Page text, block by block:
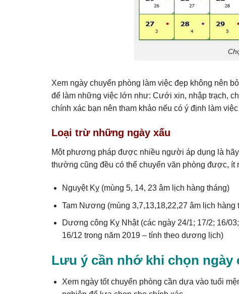
Xem ngày chuyển phòng làm việc đẹp không nên
để làm những việc lớn như: Cưới xin, nhập trạch,
chính xác bạn nên tham khảo nếu có ý định làm
Loại trừ những ngày xấu
Một phương pháp được nhiều người áp dụng là
thường cũng đều có thể chuyển văn phòng được,
Nguyệt Kỵ (mùng 5, 14, 23 âm lịch hàng tháng)
Tam Nương (mùng 3,7,13,18,22,27 âm lịch hàng
Dương công Kỵ Nhật (các ngày 24/1; 17/2; 16/
16/12 trong năm 2019 – tính theo dương lịch)
Lưu ý cần nhớ khi chọn ngày
Xem ngày tốt chuyển phòng cần dựa vào tuổi